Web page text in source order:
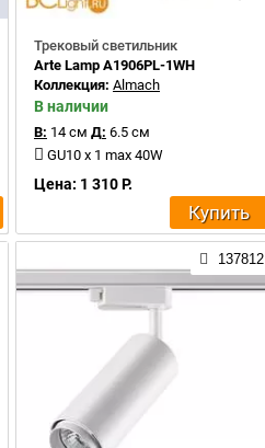
Трековый светильник
Arte Lamp A1906PL-1WH
Коллекция: Almach
В наличии
В: 14 см Д: 6.5 см
GU10 x 1 max 40W
Цена: 1 310 Р.
Купить
137812